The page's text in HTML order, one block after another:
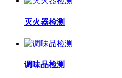
灭火器检测
调味品检测